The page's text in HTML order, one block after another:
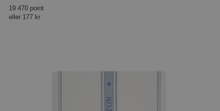
19 470 point
eller 177 kr